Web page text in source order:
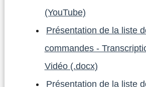
(YouTube)
Présentation de la liste
commandes -
Vidéo (.docx)
Présentation de la liste